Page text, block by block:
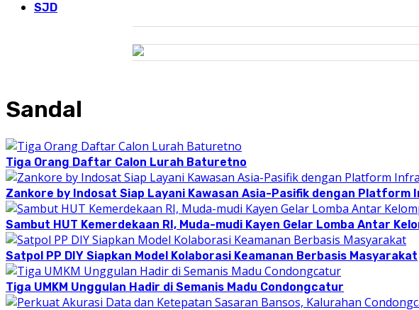
SJD
Sandal
Tiga Orang Daftar Calon Lurah Baturetno
Zankore by Indosat Siap Layani Kawasan Asia-Pasifik dengan
Sambut HUT Kemerdekaan RI, Muda-mudi Kayen Gelar Lomba Antar
Satpol PP DIY Siapkan Model Kolaborasi Keamanan Berbasis Masyarakat
Tiga UMKM Unggulan Hadir di Semanis Madu Condongcatur